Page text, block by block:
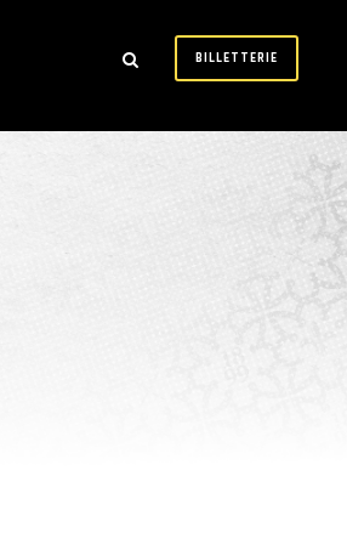
BILLETTERIE